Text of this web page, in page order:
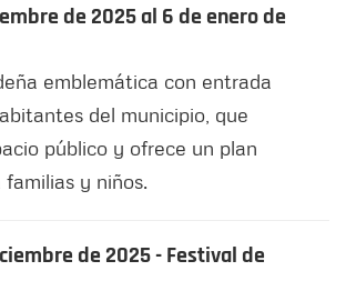
de 2025 al 6 de enero de
emblemática con entrada
del municipio, que
público y ofrece un plan
y niños.
de 2025 - Festival de